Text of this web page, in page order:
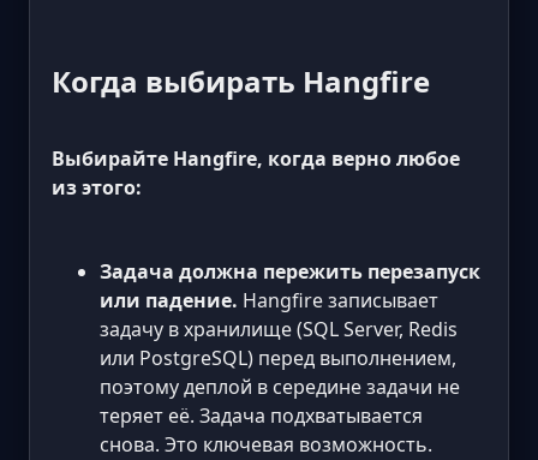
Когда выбирать Hangfire
Выбирайте Hangfire, когда верно любое
из этого:
Задача должна пережить перезапуск
или падение. Hangfire записывает
задачу в хранилище (SQL Server, Redis
или PostgreSQL) перед выполнением,
поэтому деплой в середине задачи не
теряет её. Задача подхватывается
снова. Это ключевая возможность.